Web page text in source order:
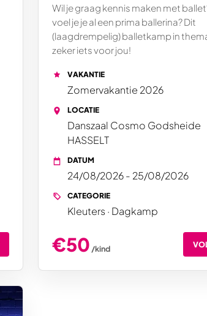
Wil je graag kennis maken met
voel je je al een prima ballerina? Dit
(laagdrempelig) balletkamp in
zeker iets voor jou!
VAKANTIE
Zomervakantie 2026
LOCATIE
Danszaal Cosmo Godsheide
HASSELT
DATUM
24/08/2026 - 25/08/2026
CATEGORIE
Kleuters · Dagkamp
€50 /kind